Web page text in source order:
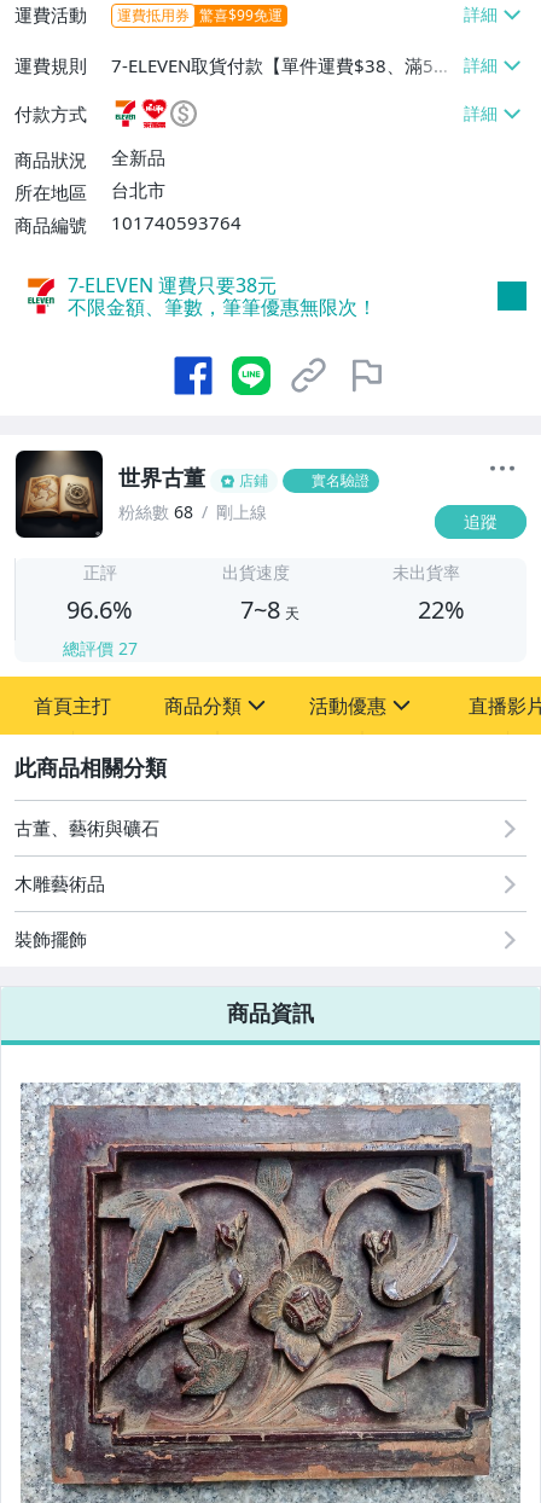
運費活動 運費抵用券 驚喜$99免運
運費規則
7-ELEVEN取貨付款【單件運費$38、滿5件
或消費滿$1298免運費】、7-ELEVEN取貨
不付款【免運費】、萊爾富取貨付款【單件
運費$60、滿5件或消費滿$1298免運
費】、宅配/貨運【單件運費$120、滿5件
付款方式
商品狀況
全新品
所在地區
台北市
商品編號
101740593764
7-ELEVEN 運費只要38元
不限金額、筆數，筆筆優惠無限次！
世界古董 店鋪 實名驗證
粉絲數 68 剛上線 追蹤
正評
96.6%
總評價 27
出貨速度
7~8 天
未出貨率
22%
首頁主打 商品分類
其它
活動優惠
[全店] 粉絲專享
[全店] 周年慶
直播影
古董、藝術與礦石
木雕藝術品
裝飾擺飾
商品資訊